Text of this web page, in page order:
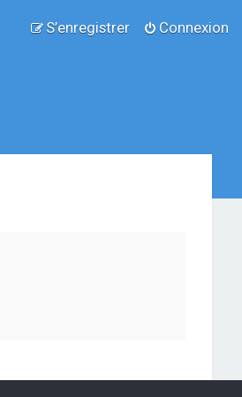
Connexion
S’enregistrer